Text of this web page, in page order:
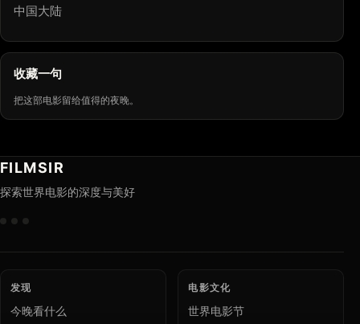
中国大陆
收藏一句
把这部电影留给值得的夜晚。
FILMSIR
探索世界电影的深度与美好
发现
今晚看什么
电影文化
世界电影节